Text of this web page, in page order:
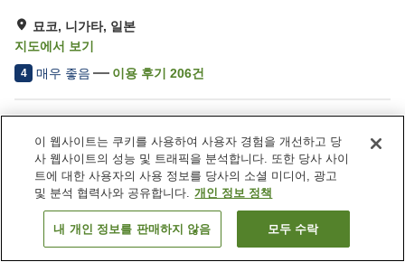
묘코, 니가타, 일본
지도에서 보기
4 매우 좋음 이용 후기 206건
주차장
사우나
수영장
레스토랑
객실 보기
이 웹사이트는 쿠키를 사용하여 사용자 경험을 개선하고 당
사 웹사이트의 성능 및 트래픽을 분석합니다. 또한 당사 사이
트에 대한 사용자의 사용 정보를 당사의 소셜 미디어, 광고
및 분석 협력사와 공유합니다. 개인 정보 정책
내 개인 정보를 판매하지 않음 모두 수락